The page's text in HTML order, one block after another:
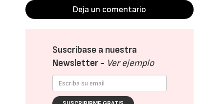
Deja un comentario
Suscríbase a nuestra
Newsletter - Ver ejemplo